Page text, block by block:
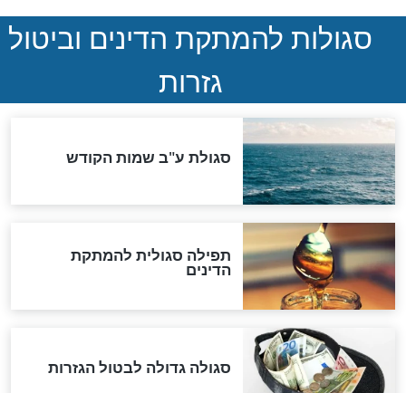
שורדת השואה שחוגגת 100:
"מודה לקב"ה על כל השנים"
לכל המאמרים
אחרית הימים
האם אפשר לחשב את הקץ?